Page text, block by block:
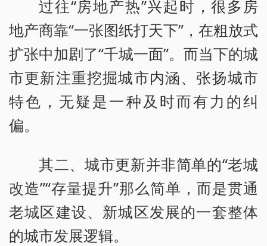
过往“房地产热”兴起时，很多房
地产商靠“一张图纸打天下”，在粗放式
扩张中加剧了“千城一面”。而当下的城
市更新注重挖掘城市内涵、张扬城市
特色，无疑是一种及时而有力的纠
偏。
其二、城市更新并非简单的“老城
改造”“存量提升”那么简单，而是贯通
老城区建设、新城区发展的一套整体
的城市发展逻辑。